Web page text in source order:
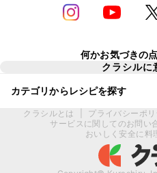
何かお気づきの
クラシルに
カテゴリからレシピを探す
クラシルとは プライバシーポ
サービスに関してのお問い
おいしく安全に料